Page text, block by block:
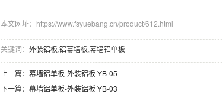
本文网址：https://www.fsyuebang.cn/product/612.html
关键词： 外装铝板 铝幕墙板 幕墙铝单板
上一篇： 幕墙铝单板-外装铝板 YB-05
下一篇： 幕墙铝单板-外装铝板 YB-03